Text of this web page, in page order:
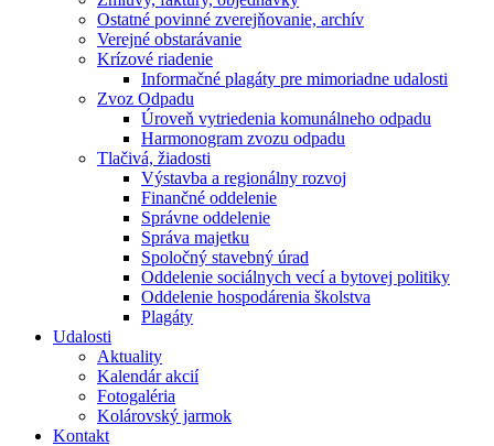
Ostatné povinné zverejňovanie, archív
Verejné obstarávanie
Krízové riadenie
Informačné plagáty pre mimoriadne udalosti
Zvoz Odpadu
Úroveň vytriedenia komunálneho odpadu
Harmonogram zvozu odpadu
Tlačivá, žiadosti
Výstavba a regionálny rozvoj
Finančné oddelenie
Správne oddelenie
Správa majetku
Spoločný stavebný úrad
Oddelenie sociálnych vecí a bytovej politiky
Oddelenie hospodárenia školstva
Plagáty
Udalosti
Aktuality
Kalendár akcií
Fotogaléria
Kolárovský jarmok
Kontakt